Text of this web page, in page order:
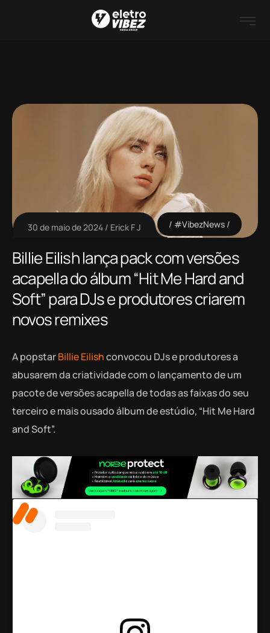
30 de maio de 2024 Erick F J #VibezNews
Billie Eilish lança pack com versões
acapella do álbum “Hit Me Hard and
Soft” para DJs e produtores criarem
novos remixes
A popstarBillie Eilishconvocou DJs e produtores a
abusarem da criatividade com o lançamento de um
pacote de versões acapella de todas as faixas do seu
terceiro e mais ousado álbum de estúdio, “Hit Me Hard
and Soft”.